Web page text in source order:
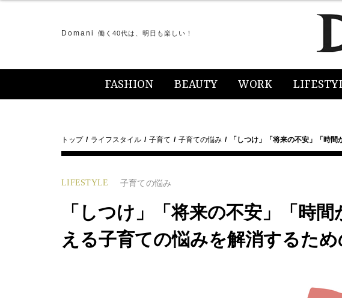
Domani 働く40代は、明日も楽しい！
FASHION BEAUTY WORK
トップ ライフスタイル 子育て 子育ての悩み 「しつけ」「将来の不安」「時
LIFESTYLE 子育ての悩み
「しつけ」「将来の不安」「時
える子育ての悩みを解消するため